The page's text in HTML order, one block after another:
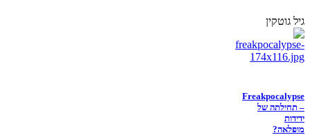
גיל גוטקין
Freakpocalypse
– תחילתה של
ידידות
מופלאה?